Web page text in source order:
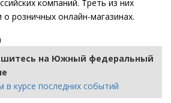
компаний. Треть из них
розничных онлайн-магазинах.
на Южный федеральный
в курсе последних событий